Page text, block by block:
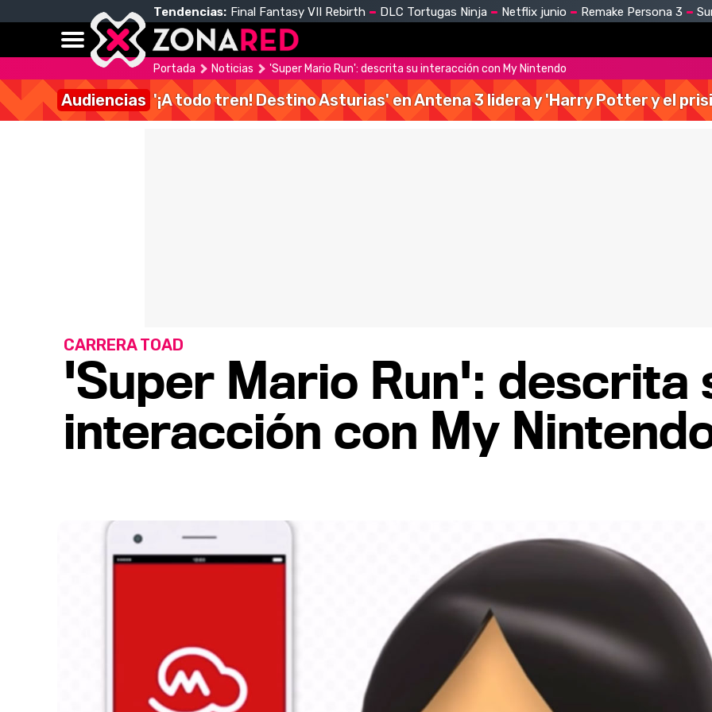
Tendencias: Final Fantasy VII Rebirth DLC Tortugas Ninja Netflix junio Remake Persona 3
Portada Noticias 'Super Mario Run': descrita su interacción con My Nintendo
Audiencias '¡A todo tren! Destino Asturias' en Antena 3 lidera y 'Harry Potter y el
'Super Mario Run': descrita
interacción con My
CARRERA TOAD